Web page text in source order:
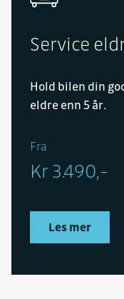
Service
Hold bilen din
eldre enn 5 år.
Fra
Kr 3.490,-
Les mer